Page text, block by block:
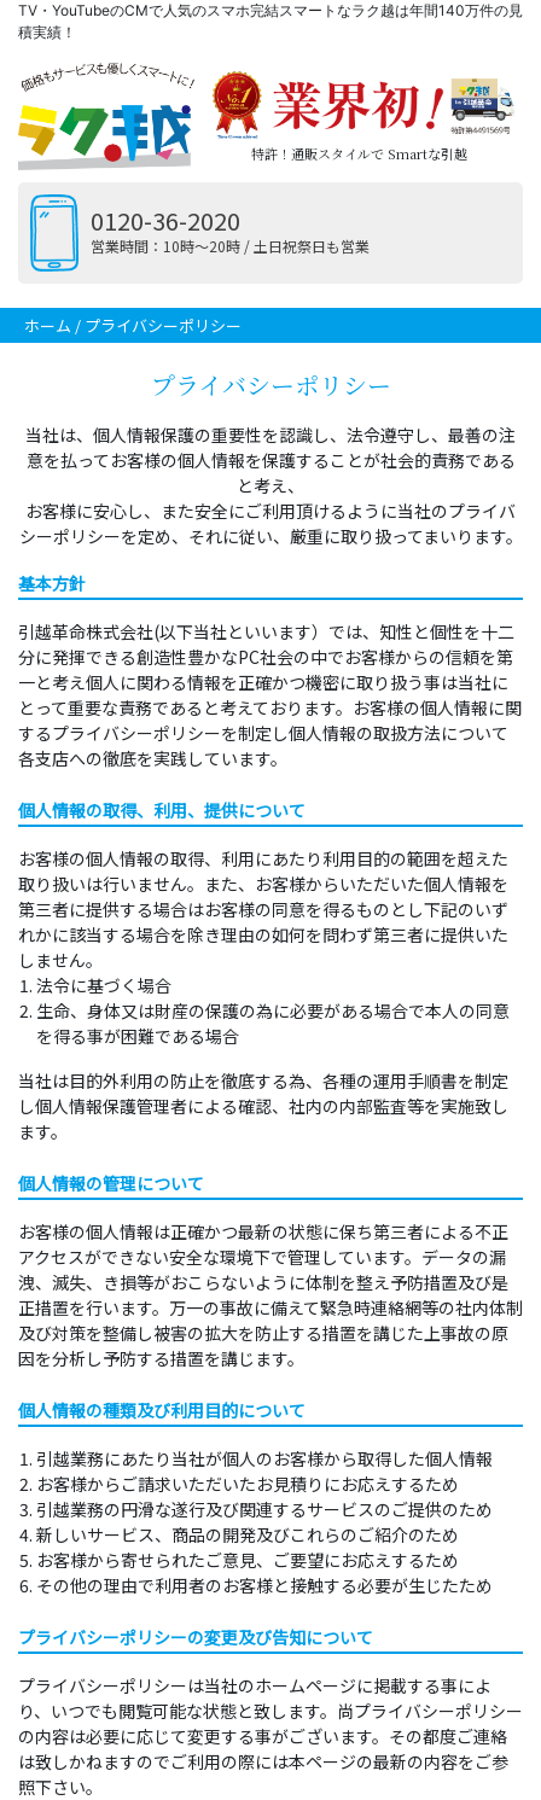
TV・YouTubeのCMで人気のスマホ完結スマートなラク越は年間140万件の見
積実績！
特許！通販スタイルで Smartな引越
0120-36-2020
営業時間：10時〜20時 / 土日祝祭日も営業
ホーム / プライバシーポリシー
プライバシーポリシー
当社は、個人情報保護の重要性を認識し、法令遵守し、最善の注
意を払ってお客様の個人情報を保護することが社会的責務である
と考え、
お客様に安心し、また安全にご利用頂けるように当社のプライバ
シーポリシーを定め、それに従い、厳重に取り扱ってまいります。
基本方針
引越革命株式会社(以下当社といいます）では、知性と個性を十二
分に発揮できる創造性豊かなPC社会の中でお客様からの信頼を第
一と考え個人に関わる情報を正確かつ機密に取り扱う事は当社に
とって重要な責務であると考えております。お客様の個人情報に関
するプライバシーポリシーを制定し個人情報の取扱方法について
各支店への徹底を実践しています。
個人情報の取得、利用、提供について
お客様の個人情報の取得、利用にあたり利用目的の範囲を超えた
取り扱いは行いません。また、お客様からいただいた個人情報を
第三者に提供する場合はお客様の同意を得るものとし下記のいず
れかに該当する場合を除き理由の如何を問わず第三者に提供いた
しません。
法令に基づく場合
生命、身体又は財産の保護の為に必要がある場合で本人の同意
を得る事が困難である場合
当社は目的外利用の防止を徹底する為、各種の運用手順書を制定
し個人情報保護管理者による確認、社内の内部監査等を実施致し
ます。
個人情報の管理について
お客様の個人情報は正確かつ最新の状態に保ち第三者による不正
アクセスができない安全な環境下で管理しています。データの漏
洩、滅失、き損等がおこらないように体制を整え予防措置及び是
正措置を行います。万一の事故に備えて緊急時連絡網等の社内体制
及び対策を整備し被害の拡大を防止する措置を講じた上事故の原
因を分析し予防する措置を講じます。
個人情報の種類及び利用目的について
引越業務にあたり当社が個人のお客様から取得した個人情報
お客様からご請求いただいたお見積りにお応えするため
引越業務の円滑な遂行及び関連するサービスのご提供のため
新しいサービス、商品の開発及びこれらのご紹介のため
お客様から寄せられたご意見、ご要望にお応えするため
その他の理由で利用者のお客様と接触する必要が生じたため
プライバシーポリシーの変更及び告知について
プライバシーポリシーは当社のホームページに掲載する事によ
り、いつでも閲覧可能な状態と致します。尚プライバシーポリシー
の内容は必要に応じて変更する事がございます。その都度ご連絡
は致しかねますのでご利用の際には本ページの最新の内容をご参
照下さい。